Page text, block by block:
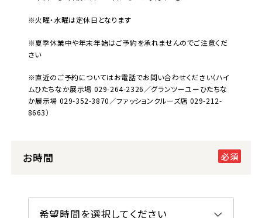
※火曜・水曜は定休日となります
※夏季休業中や年末年始はご予約を承れませんのでご注意くだ
さい
※直近のご予約についてはお電話でお問い合わせください（ハイ
ムひたちなか展示場 029-264-2326／グランツーユーひたちな
か展示場 029-352-3870／ファッションクルーズ店 029-212-
8663）
お時間